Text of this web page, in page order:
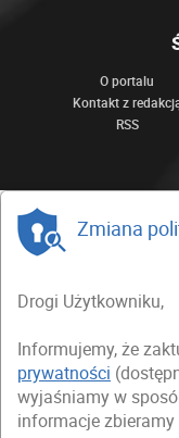
O portalu
Kontakt z
RSS
Zmiana
Drogi Użytkowniku,
Informujemy, że
prywatności
wyjaśniamy w
informacje